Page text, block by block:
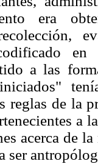
era
en
a las
reglas de la
a
acerca de
ser